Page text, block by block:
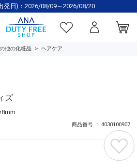
発日)：2026/08/09～2026/08/20
他の化粧品 ヘアケア
ズ
商品番号 ： 4030100907